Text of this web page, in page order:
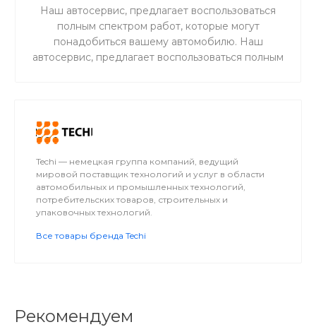
Наш автосервис, предлагает воспользоваться
полным спектром работ, которые могут
понадобиться вашему автомобилю. Наш
автосервис, предлагает воспользоваться полным
Techi — немецкая группа компаний, ведущий
мировой поставщик технологий и услуг в области
автомобильных и промышленных технологий,
потребительских товаров, строительных и
упаковочных технологий.
Все товары бренда Techi
Рекомендуем